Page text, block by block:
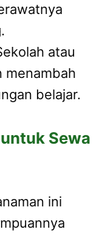
atau
menambah
belajar.
Sewa
ini